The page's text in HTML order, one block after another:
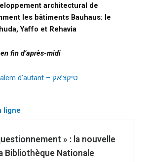
architectural de
les bâtiments Bauhaus: le
Yaffo et Rehavia
fin d’après-midi
La Jérusalem d’autant – טיקצ’אק
ligne
» : la nouvelle
Bibliothèque Nationale